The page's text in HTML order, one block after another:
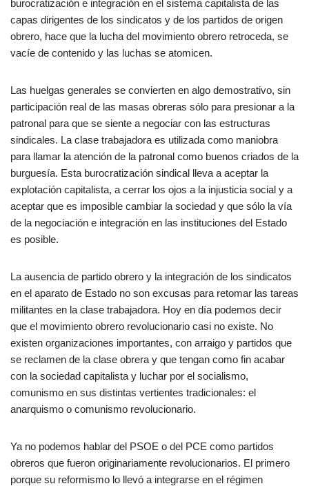
burocratización e integración en el sistema capitalista de las
capas dirigentes de los sindicatos y de los partidos de origen
obrero, hace que la lucha del movimiento obrero retroceda, se
vacíe de contenido y las luchas se atomicen.
Las huelgas generales se convierten en algo demostrativo, sin
participación real de las masas obreras sólo para presionar a la
patronal para que se siente a negociar con las estructuras
sindicales. La clase trabajadora es utilizada como maniobra
para llamar la atención de la patronal como buenos criados de la
burguesía. Esta burocratización sindical lleva a aceptar la
explotación capitalista, a cerrar los ojos a la injusticia social y a
aceptar que es imposible cambiar la sociedad y que sólo la vía
de la negociación e integración en las instituciones del Estado
es posible.
La ausencia de partido obrero y la integración de los sindicatos
en el aparato de Estado no son excusas para retomar las tareas
militantes en la clase trabajadora. Hoy en día podemos decir
que el movimiento obrero revolucionario casi no existe. No
existen organizaciones importantes, con arraigo y partidos que
se reclamen de la clase obrera y que tengan como fin acabar
con la sociedad capitalista y luchar por el socialismo,
comunismo en sus distintas vertientes tradicionales: el
anarquismo o comunismo revolucionario.
Ya no podemos hablar del PSOE o del PCE como partidos
obreros que fueron originariamente revolucionarios. El primero
porque su reformismo lo llevó a integrarse en el régimen